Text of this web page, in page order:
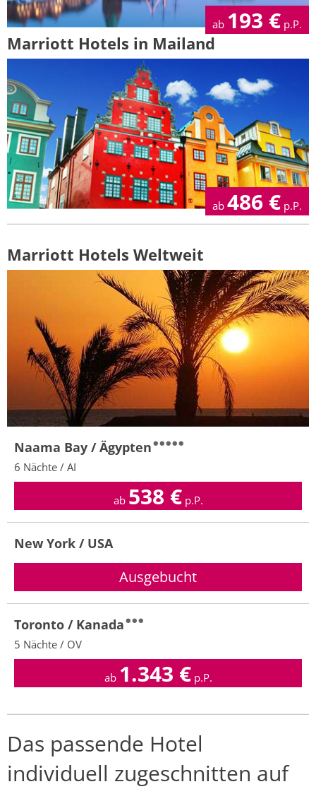
ab 193 € p.P.
Marriott Hotels in Mailand
ab 486 € p.P.
Marriott Hotels Weltweit
Naama Bay / Ägypten
6 Nächte / AI
ab 538 € p.P.
New York / USA
Toronto / Kanada
5 Nächte / OV
ab 1.343 € p.P.
Das passende Hotel
individuell zugeschnitten auf